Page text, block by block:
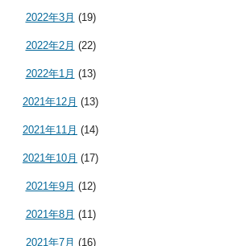
2022年3月 (19)
2022年2月 (22)
2022年1月 (13)
2021年12月 (13)
2021年11月 (14)
2021年10月 (17)
2021年9月 (12)
2021年8月 (11)
2021年7月 (16)